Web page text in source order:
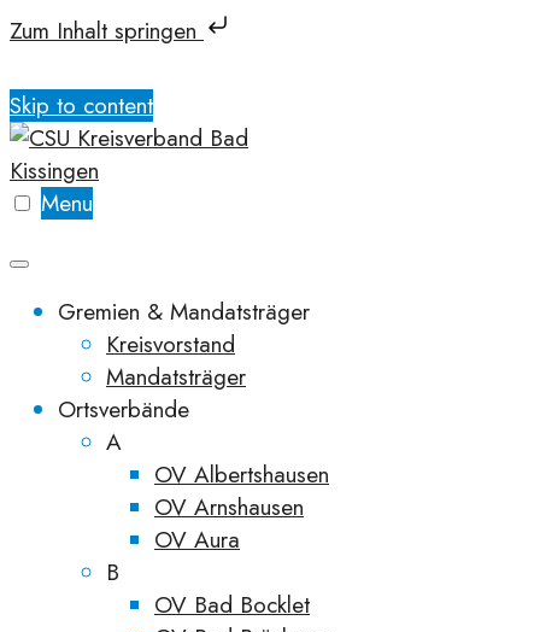
Zum Inhalt springen
Skip to content
Menu
Gremien & Mandatsträger
Kreisvorstand
Mandatsträger
Ortsverbände
A
OV Albertshausen
OV Arnshausen
OV Aura
B
OV Bad Bocklet